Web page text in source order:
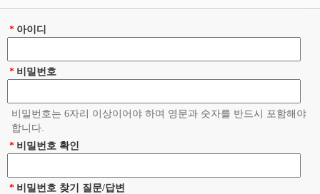
아이디
*
비밀번호
*
비밀번호는 6자리 이상이어야 하며 영문과 숫자를 반드시 포함해야
합니다.
비밀번호 확인
*
* 비밀번호 찾기 질문/답변